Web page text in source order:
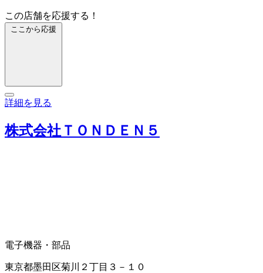
この店舗を応援する！
ここから応援
詳細を見る
株式会社ＴＯＮＤＥＮ５
電子機器・部品
東京都墨田区菊川２丁目３－１０